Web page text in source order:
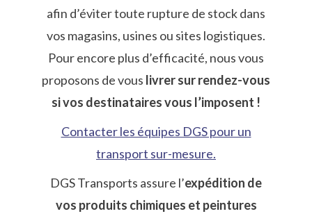
afin d’éviter toute rupture de stock dans
vos magasins, usines ou sites logistiques.
Pour encore plus d’efficacité, nous vous
proposons de vous livrer sur rendez-vous
si vos destinataires vous l’imposent !
Contacter les équipes DGS pour un
transport sur-mesure.
DGS Transports assure l’expédition de
vos produits chimiques et peintures